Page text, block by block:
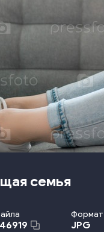
семья
Формат
JPG